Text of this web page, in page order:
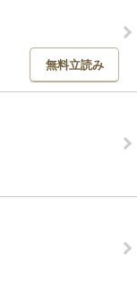
無料立読み